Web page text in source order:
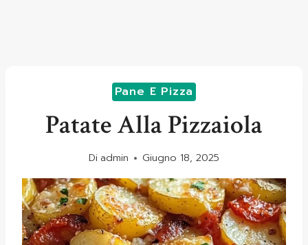
Pane E Pizza
Patate Alla Pizzaiola
Di admin Giugno 18, 2025